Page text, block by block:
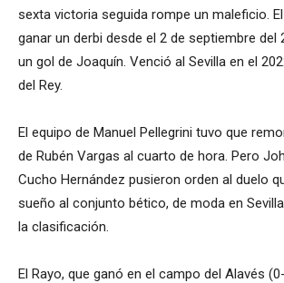
sexta victoria seguida rompe un maleficio.
ganar un derbi desde el 2 de septiembre del
un gol de Joaquín. Venció al Sevilla en el
del Rey.
El equipo de Manuel Pellegrini tuvo que
de Rubén Vargas al cuarto de hora. Pero
Cucho Hernández pusieron orden al duelo
sueño al conjunto bético, de moda en
la clasificación.
El Rayo, que ganó en el campo del Alavés